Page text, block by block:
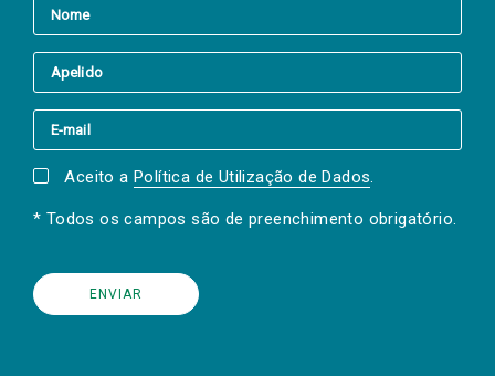
Aceito a Política de Utilização de Dados.
* Todos os campos são de preenchimento obrigatório.